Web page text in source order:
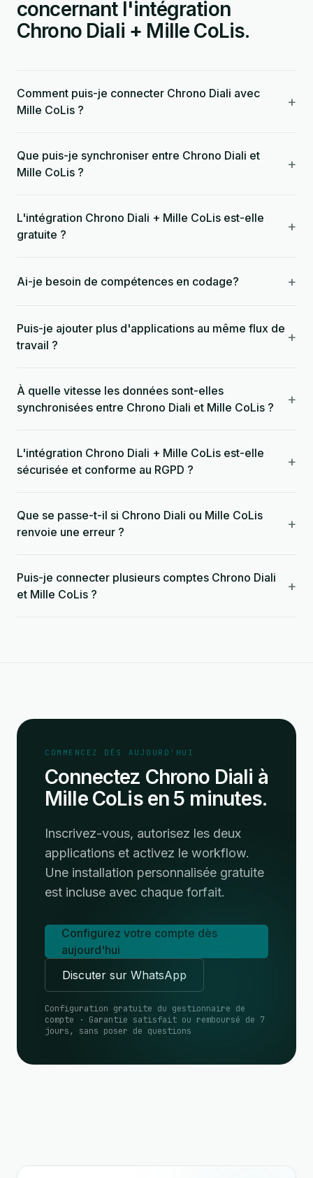
concernant l'intégration
Chrono Diali + Mille CoLis.
Comment puis-je connecter Chrono Diali avec
Mille CoLis ?
+
Que puis-je synchroniser entre Chrono Diali et
Mille CoLis ?
+
L'intégration Chrono Diali + Mille CoLis est-elle
gratuite ?
+
Ai-je besoin de compétences en codage? +
Puis-je ajouter plus d'applications au même flux de
travail ?
+
À quelle vitesse les données sont-elles
synchronisées entre Chrono Diali et Mille CoLis ?
+
L'intégration Chrono Diali + Mille CoLis est-elle
sécurisée et conforme au RGPD ?
+
Que se passe-t-il si Chrono Diali ou Mille CoLis
renvoie une erreur ?
+
Puis-je connecter plusieurs comptes Chrono Diali
et Mille CoLis ?
+
COMMENCEZ DÈS AUJOURD'HUI
Connectez Chrono Diali à
Mille CoLis en 5 minutes.
Inscrivez-vous, autorisez les deux
applications et activez le workflow.
Une installation personnalisée gratuite
est incluse avec chaque forfait.
Configurez votre compte dès
aujourd'hui
Discuter sur WhatsApp
Configuration gratuite du gestionnaire de
compte · Garantie satisfait ou remboursé de 7
jours, sans poser de questions